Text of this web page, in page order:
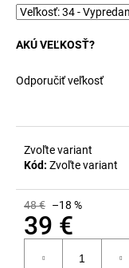
AKÚ VEĽKOSŤ?
Odporučiť veľkosť
Zvoľte variant
Kód: Zvoľte variant
48 € –18 %
39 €
cena: